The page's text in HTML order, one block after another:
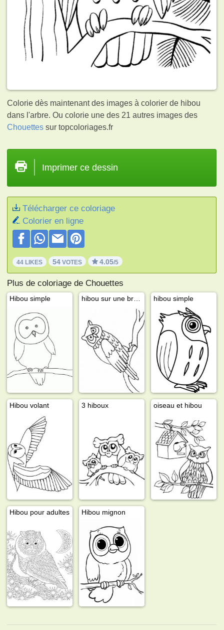
Colorie dès maintenant des images à colorier de hibou
dans l'arbre. Ou colorie une des 21 autres images des
Chouettes sur topcoloriages.fr
Imprimer ce dessin
Télécharger ce coloriage
Colorier en ligne
44 LIKES 54 VOTES 4.05/5
Plus de coloriage de Chouettes
Hibou simple hibou simple
Hibou volant 3 hiboux oiseau et hibou
Hibou pour adultes Hibou mignon